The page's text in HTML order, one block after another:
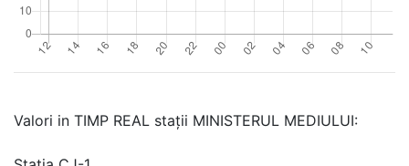
Valori in TIMP REAL stații MINISTERUL MEDIULUI: